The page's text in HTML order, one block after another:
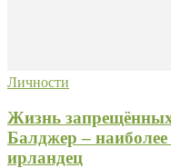
Личности
Жизнь
Балджер –
ирландец